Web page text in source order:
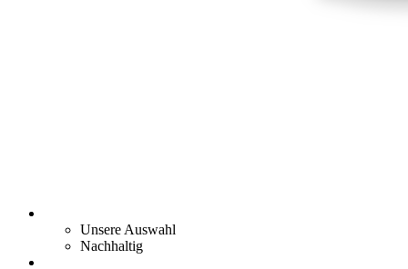
Unsere Auswahl
Nachhaltig